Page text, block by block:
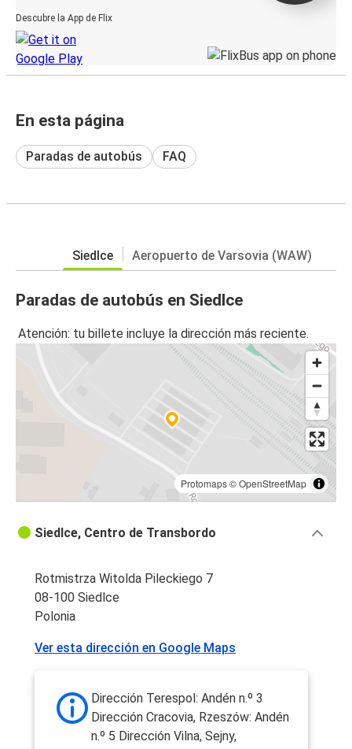
Descubre la App de Flix
En esta página
Paradas de autobús FAQ
Siedlce Aeropuerto de Varsovia (WAW)
Paradas de autobús en Siedlce
Atención: tu billete incluye la dirección más reciente.
Protomaps©OpenStreetMap
Siedlce, Centro de Transbordo
Rotmistrza Witolda Pileckiego 7
08-100 Siedlce
Polonia
Ver esta dirección en Google Maps
Dirección Terespol: Andén n.º 3
Dirección Cracovia, Rzeszów: Andén
n.º 5 Dirección Vilna, Sejny,